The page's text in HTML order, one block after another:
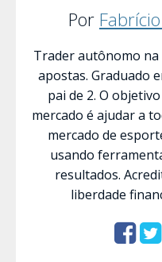
Por
Trader autônomo na
apostas. Graduado
pai de 2. O
mercado é ajudar a
mercado de
usando
resultados.
liberdade